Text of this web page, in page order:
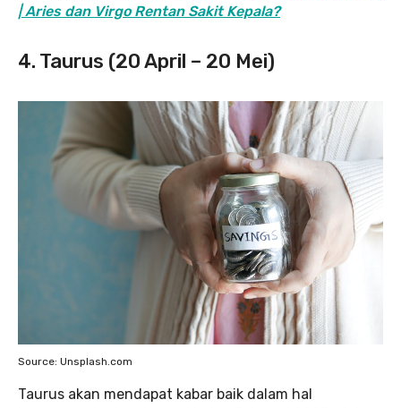
| Aries dan Virgo Rentan Sakit Kepala?
4. Taurus (20 April – 20 Mei)
Source: Unsplash.com
Taurus akan mendapat kabar baik dalam hal